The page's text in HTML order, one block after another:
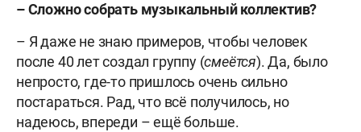
– Сложно собрать музыкальный коллектив?
– Я даже не знаю примеров, чтобы человек
после 40 лет создал группу (смеётся). Да, было
непросто, где-то пришлось очень сильно
постараться. Рад, что всё получилось, но
надеюсь, впереди – ещё больше.